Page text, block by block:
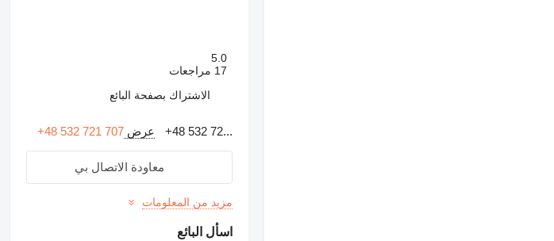
5.0
17 مراجعات
الاشتراك بصفحة البائع
+48 532 72... عرض+48 532 721 707
معاودة الاتصال بي
مزيد من المعلومات
اسأل البائع